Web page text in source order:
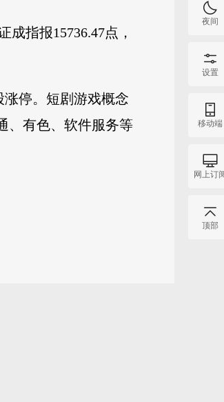
指报15736.47点，
停。短剧游戏概念
、有色、软件服务等
夜间
设置
移动端
网上订
顶部